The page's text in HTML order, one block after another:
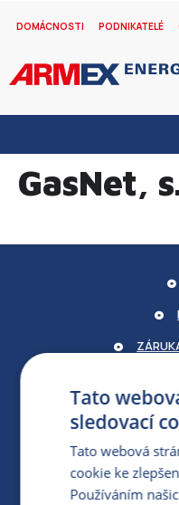
DOMÁCNOSTI PODNIKATELÉ
GasNet,
MÁM DOTAZ
Tato
sledovací
Tato webová
cookie ke
Používáním